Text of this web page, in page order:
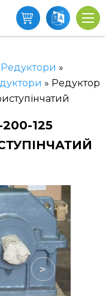
Редуктори »
» Редуктор
125
>